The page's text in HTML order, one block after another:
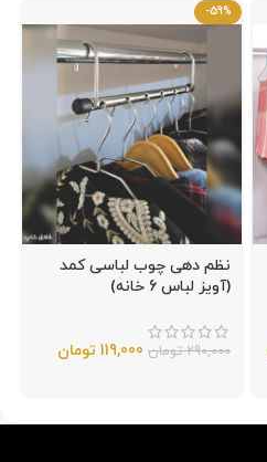
-59%
نظم دهی چوب لباسی کمد
(آویز لباس 6 خانه)
290,000 تومان 119,000 تومان